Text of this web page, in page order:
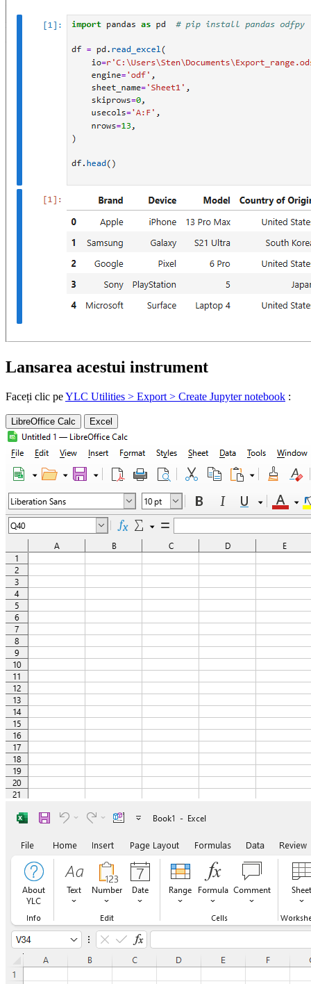
Lansarea acestui instrument
Faceți clic peYLC Utilities > Export > Create Jupyter notebook :
LibreOffice Calc Excel